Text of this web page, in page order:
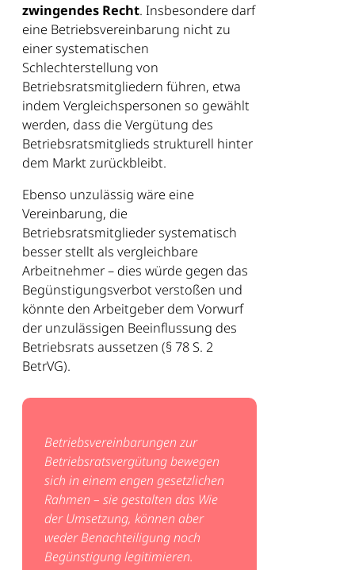
zwingendes Recht. Insbesondere darf
eine Betriebsvereinbarung nicht zu
einer systematischen
Schlechterstellung von
Betriebsratsmitgliedern führen, etwa
indem Vergleichspersonen so gewählt
werden, dass die Vergütung des
Betriebsratsmitglieds strukturell hinter
dem Markt zurückbleibt.
Ebenso unzulässig wäre eine
Vereinbarung, die
Betriebsratsmitglieder systematisch
besser stellt als vergleichbare
Arbeitnehmer – dies würde gegen das
Begünstigungsverbot verstoßen und
könnte den Arbeitgeber dem Vorwurf
der unzulässigen Beeinflussung des
Betriebsrats aussetzen (§ 78 S. 2
BetrVG).
Betriebsvereinbarungen zur
Betriebsratsvergütung bewegen
sich in einem engen gesetzlichen
Rahmen – sie gestalten das Wie
der Umsetzung, können aber
weder Benachteiligung noch
Begünstigung legitimieren.